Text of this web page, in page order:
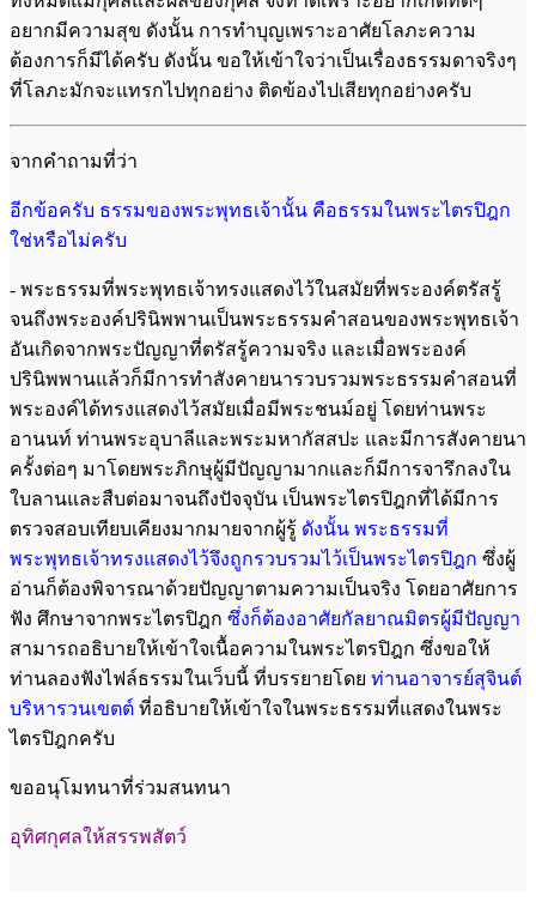
อยากมีความสุข ดังนั้น การทำบุญเพราะอาศัยโลภะความ
ต้องการก็มีได้ครับ ดังนั้น ขอให้เข้าใจว่าเป็นเรื่องธรรมดาจริงๆ
ที่โลภะมักจะแทรกไปทุกอย่าง ติดข้องไปเสียทุกอย่างครับ
จากคำถามที่ว่า
อีกข้อครับ ธรรมของพระพุทธเจ้านั้น คือธรรมในพระไตรปิฎก
ใช่หรือไม่ครับ
- พระธรรมที่พระพุทธเจ้าทรงแสดงไว้ในสมัยที่พระองค์ตรัสรู้
จนถึงพระองค์ปรินิพพานเป็นพระธรรมคำสอนของพระพุทธเจ้า
อันเกิดจากพระปัญญาที่ตรัสรู้ความจริง และเมื่อพระองค์
ปรินิพพานแล้วก็มีการทำสังคายนารวบรวมพระธรรมคำสอนที่
พระองค์ได้ทรงแสดงไว้สมัยเมื่อมีพระชนม์อยู่ โดยท่านพระ
อานนท์ ท่านพระอุบาลีและพระมหากัสสปะ และมีการสังคายนา
ครั้งต่อๆ มาโดยพระภิกษุผู้มีปัญญามากและก็มีการจารึกลงใน
ใบลานและสืบต่อมาจนถึงปัจจุบัน เป็นพระไตรปิฎกที่ได้มีการ
ตรวจสอบเทียบเคียงมากมายจากผู้รู้ ดังนั้น พระธรรมที่
พระพุทธเจ้าทรงแสดงไว้จึงถูกรวบรวมไว้เป็นพระไตรปิฎก ซึ่งผู้
อ่านก็ต้องพิจารณาด้วยปัญญาตามความเป็นจริง โดยอาศัยการ
ฟัง ศึกษาจากพระไตรปิฎก ซึ่งก็ต้องอาศัยกัลยาณมิตรผู้มีปัญญา
สามารถอธิบายให้เข้าใจเนื้อความในพระไตรปิฎก ซึ่งขอให้
ท่านลองฟังไฟล์ธรรมในเว็บนี้ ที่บรรยายโดย ท่านอาจารย์สุจินต์
บริหารวนเขตต์ ที่อธิบายให้เข้าใจในพระธรรมที่แสดงในพระ
ไตรปิฎกครับ
ขออนุโมทนาที่ร่วมสนทนา
อุทิศกุศลให้สรรพสัตว์